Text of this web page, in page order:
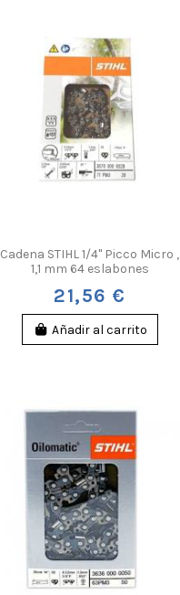
Cadena STIHL 1/4" Picco Micro ,
1,1 mm 64 eslabones
21,56 €
Añadir al carrito